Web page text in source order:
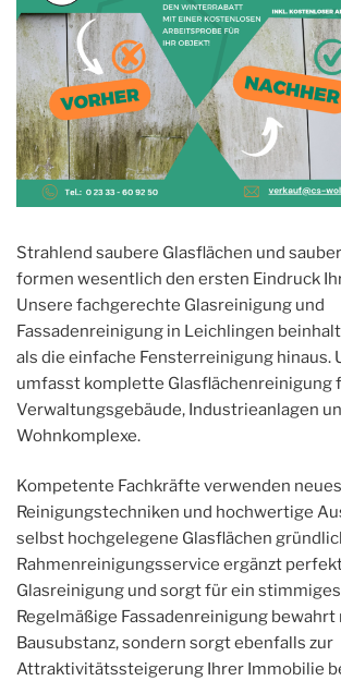
Strahlend saubere Glasflächen und
formen wesentlich den ersten Eindruck
Unsere fachgerechte Glasreinigung und
Fassadenreinigung in Leichlingen
als die einfache Fensterreinigung hinaus.
umfasst komplette Glasflächenreinigung
Verwaltungsgebäude, Industrieanlagen
Wohnkomplexe.
Kompetente Fachkräfte verwenden
Reinigungstechniken und hochwertige
selbst hochgelegene Glasflächen
Rahmenreinigungsservice ergänzt
Glasreinigung und sorgt für ein
Regelmäßige Fassadenreinigung bewahrt
Bausubstanz, sondern sorgt ebenfalls zur
Attraktivitätssteigerung Ihrer Immobilie